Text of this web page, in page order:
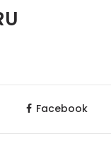
Facebook